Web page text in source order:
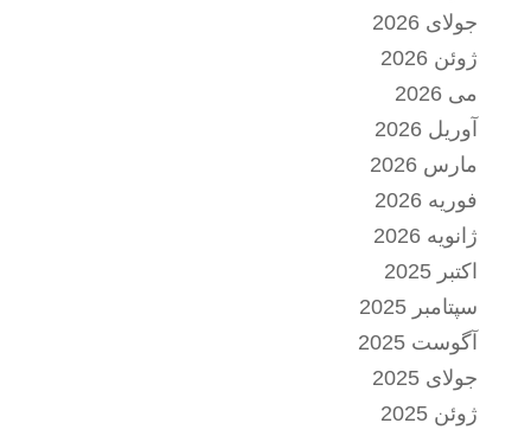
جولای 2026
ژوئن 2026
می 2026
آوریل 2026
مارس 2026
فوریه 2026
ژانویه 2026
اکتبر 2025
سپتامبر 2025
آگوست 2025
جولای 2025
ژوئن 2025